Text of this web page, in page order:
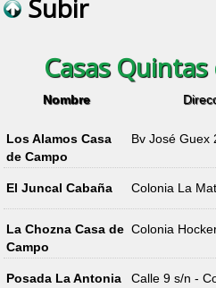
Subir
Casas
Nombre
Los Alamos Casa
de Campo
Bv José Guex
El Juncal Cabaña Colonia La
La Chozna Casa de
Campo
Colonia
Posada La Antonia
Calle 9 s/n -